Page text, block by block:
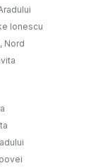
Ionescu
Nord